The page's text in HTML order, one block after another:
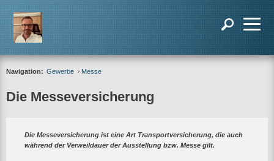
Navigation: Gewerbe Messe
Die Messeversicherung
Die Messeversicherung ist eine Art Transportversicherung, die auch
während der Verweildauer der Ausstellung bzw. Messe gilt.